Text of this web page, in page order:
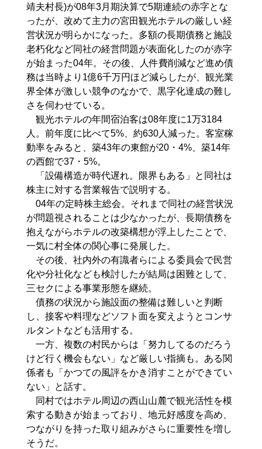
靖夫村長)が08年3月期決算で5期連続の赤字とな
ったが、改めて主力の宮田観光ホテルの厳しい経
営状況が明らかになった。多額の長期債務と施設
老朽化など同社の経営問題が表面化したのが赤字
が始まった04年。その後、人件費削減など進め債
務は当時より1億6千万円ほど減らしたが、観光業
界全体が激しい競争のなかで、黒字化達成の難し
さを伺わせている。
観光ホテルの年間宿泊客は08年度に1万3184
人。前年度に比べて5%、約630人減った。客室稼
動率をみると、築43年の東館が20・4%、築14年
の西館で37・5%。
「設備構造が時代遅れ。限界もある」と同社は
株主に対する営業報告で説明する。
04年の定時株主総会。それまで同社の経営状況
が問題視されることは少なかったが、長期債務を
抱えながらホテルの改築構想が浮上したことで、
一気に村全体の関心事に発展した。
その後、社内外の有識者らによる委員会で民営
化や分社化なども検討したが結局は困難として、
三セクによる事業形態を継続。
債務の状況から施設面の整備は難しいと判断
し、接客や料理などソフト面を変えようとコンサ
ルタントなども活用する。
一方、複数の村民からは「努力してるのだろう
けど行く機会もない」など厳しい指摘も。ある関
係者も「かつての風評をかき消すことができてい
ない」と話す。
同村ではホテル周辺の西山山麓で観光活性を模
索する動きが始まっており、地元好感度を高め、
つながりを持った取り組みがさらに重要性を増し
そうだ。